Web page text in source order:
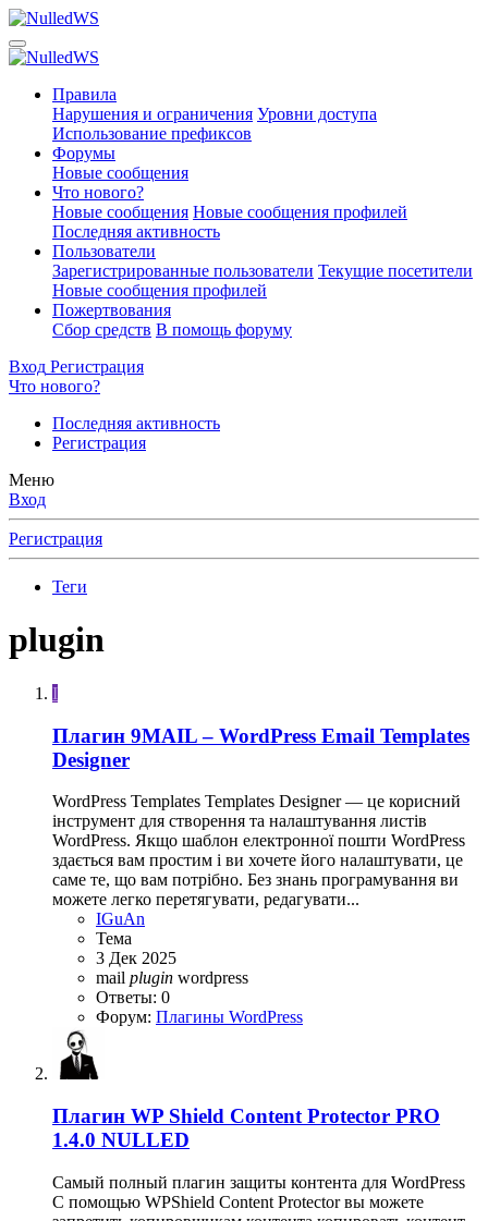
Правила
Нарушения и ограничения Уровни доступа
Использование префиксов
Форумы
Новые сообщения
Что нового?
Новые сообщения Новые сообщения профилей
Последняя активность
Пользователи
Зарегистрированные пользователи Текущие посетители
Новые сообщения профилей
Пожертвования
Сбор средств В помощь форуму
Вход Регистрация
Что нового?
Последняя активность
Регистрация
Меню
Вход
Регистрация
Теги
plugin
I
Плагин 9MAIL – WordPress Email Templates
Designer
WordPress Templates Templates Designer — це корисний
інструмент для створення та налаштування листів
WordPress. Якщо шаблон електронної пошти WordPress
здається вам простим і ви хочете його налаштувати, це
саме те, що вам потрібно. Без знань програмування ви
можете легко перетягувати, редагувати...
IGuAn
Тема
3 Дек 2025
mail plugin wordpress
Ответы: 0
Форум: Плагины WordPress
Плагин WP Shield Content Protector PRO
1.4.0 NULLED
Самый полный плагин защиты контента для WordPress
С помощью WPShield Content Protector вы можете